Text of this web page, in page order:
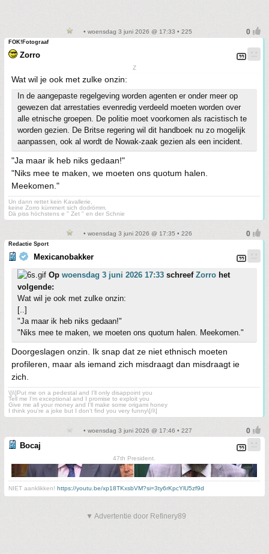
• woensdag 3 juni 2026 @ 17:33 • 225
FOK!Fotograaf
Zorro
Z
Wat wil je ook met zulke onzin:
In de aangepaste regelgeving worden agenten er onder meer op
gewezen dat arrestaties evenredig verdeeld moeten worden over
alle etnische groepen. De politie moet voorkomen als racistisch te
worden gezien. De Britse regering wil dit handboek nu zo mogelijk
aanpassen, ook al wordt de Nowak-zaak gezien als een incident.
"Ja maar ik heb niks gedaan!"
"Niks mee te maken, we moeten ons quotum halen.
Meekomen."
Un dann rettet kein Kavallerie,
keine Zorro kümmert sich dodrömm.
Dä piss höchstens e " Zet " en der Schnie
• woensdag 3 juni 2026 @ 17:35 • 226
Redactie Sport
Mexicanobakker
Op woensdag 3 juni 2026 17:33 schreef Zorro het
volgende:
Wat wil je ook met zulke onzin:
[..]
"Ja maar ik heb niks gedaan!"
"Niks mee te maken, we moeten ons quotum halen. Meekomen."
Doorgeslagen onzin. Ik snap dat ze niet ethnisch moeten
profileren, maar als iemand zich misdraagt dan misdraagt ie
zich.
\[i\]Put me on a pedestal and I'll only disappoint you
Tell me I'm exceptional and I promise to exploit you
Give me all your money and I'll make some origami honey
I think you're a joke but I don't find you very funny\[/i\]
• woensdag 3 juni 2026 @ 17:46 • 227
Bocaj
47th President.
NIET aanklikken! https://youtu.be/xp18TKxsbVM?si=3ty6rKpcYlU5zf9d
▼ Advertentie door Refinery89